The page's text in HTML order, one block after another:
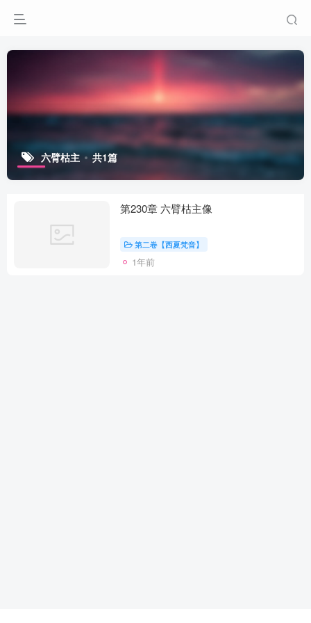
六臂枯主 共1篇
第230章 六臂枯主像
第二卷【西夏梵音】
1年前